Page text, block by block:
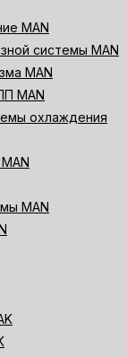
MAN
системы MAN
MAN
MAN
охлаждения
MAN